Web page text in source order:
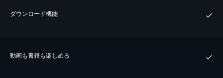
ダウンロード機能
動画も書籍も楽しめる